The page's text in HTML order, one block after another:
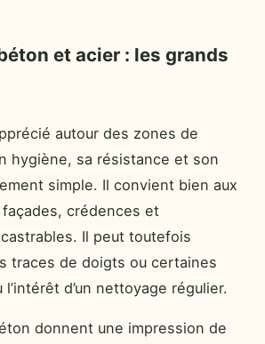
et acier : les grands
autour des zones de
hygiène, sa résistance et son
simple. Il convient bien aux
crédences et
Il peut toutefois
traces de doigts ou certaines
l’intérêt d’un nettoyage régulier.
donnent une impression de